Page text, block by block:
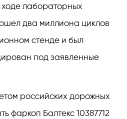
лабораторных
два миллиона циклов
стенде и был
под заявленные
российских дорожных
фаркоп Балтекс 10387712